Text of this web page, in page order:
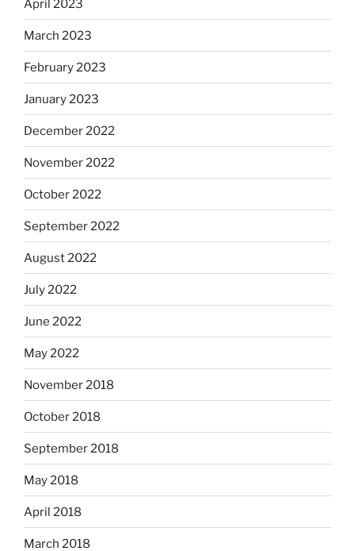
April 2023
March 2023
February 2023
January 2023
December 2022
November 2022
October 2022
September 2022
August 2022
July 2022
June 2022
May 2022
November 2018
October 2018
September 2018
May 2018
April 2018
March 2018